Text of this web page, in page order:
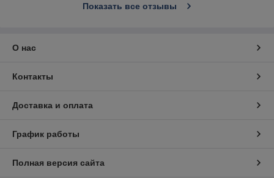
Показать все отзывы
О нас
Контакты
Доставка и оплата
График работы
Полная версия сайта